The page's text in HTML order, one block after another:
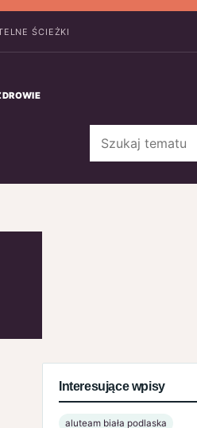
ŚCIEŻKI
Szukaj
Interesujące wpisy
aluteam biała podlaska